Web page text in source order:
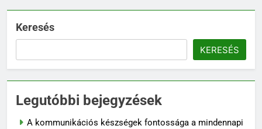
Keresés
KERESÉS
Legutóbbi bejegyzések
A kommunikációs készségek fontossága a mindennapi